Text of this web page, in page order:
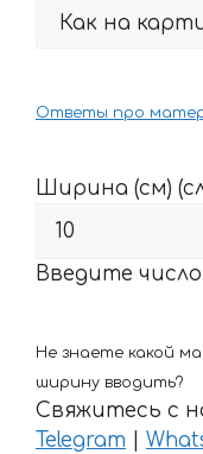
Ответы про
Ширина (см)
Введите
Не знаете какой
ширину вводить?
Свяжитесь с
Telegram